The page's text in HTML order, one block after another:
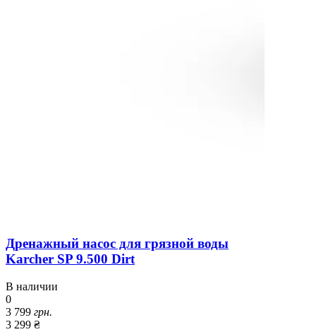
Дренажный насос для грязной воды
Karcher SP 9.500 Dirt
В наличии
0
3 799 грн.
3 299 ₴